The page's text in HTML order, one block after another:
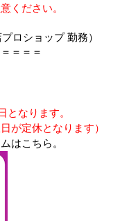
ください。
ロショップ 勤務）
＝＝＝
なります。
が定休となります）
はこちら。